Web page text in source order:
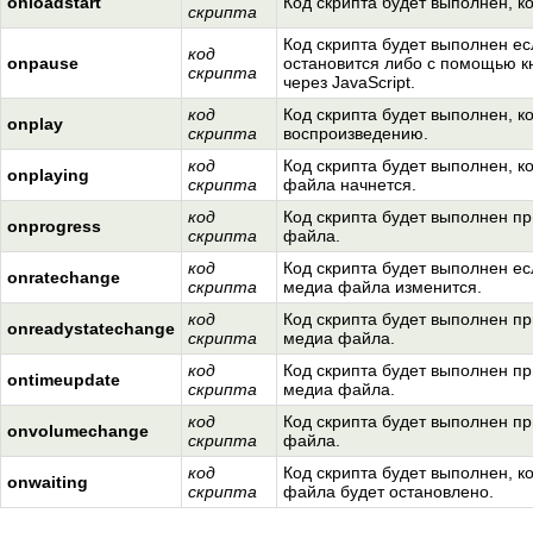
скрипта
onpause
код
скрипта
Код скрипта будет выполнен
остановится либо с помощью
через JavaScript.
onplay
код
скрипта
Код скрипта будет выполнен,
воспроизведению.
onplaying
код
скрипта
Код скрипта будет выполнен,
файла начнется.
onprogress
код
скрипта
Код скрипта будет выполнен
файла.
onratechange
код
скрипта
Код скрипта будет выполнен
медиа файла изменится.
onreadystatechange
код
скрипта
Код скрипта будет выполнен
медиа файла.
ontimeupdate
код
скрипта
Код скрипта будет выполнен
медиа файла.
onvolumechange
код
скрипта
Код скрипта будет выполнен
файла.
onwaiting
код
скрипта
Код скрипта будет выполнен,
файла будет остановлено.